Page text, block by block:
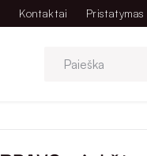
Kontaktai Pristatymas
Paieška